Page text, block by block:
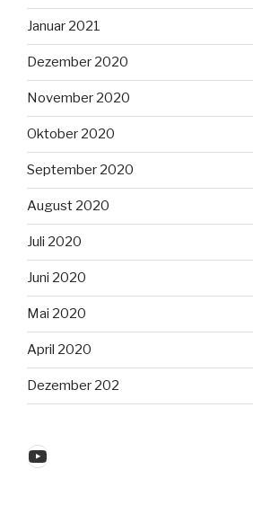
Januar 2021
Dezember 2020
November 2020
Oktober 2020
September 2020
August 2020
Juli 2020
Juni 2020
Mai 2020
April 2020
Dezember 202
YouTube